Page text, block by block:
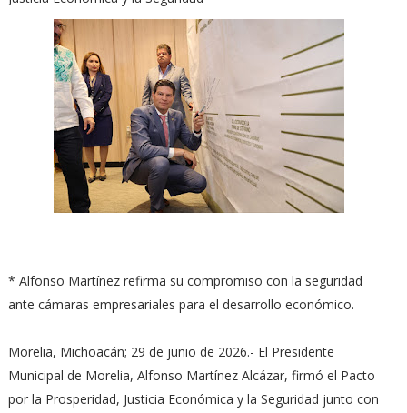
* Alfonso Martínez refirma su compromiso con la seguridad
ante cámaras empresariales para el desarrollo económico.
Morelia, Michoacán; 29 de junio de 2026.- El Presidente
Municipal de Morelia, Alfonso Martínez Alcázar, firmó el Pacto
por la Prosperidad, Justicia Económica y la Seguridad junto con